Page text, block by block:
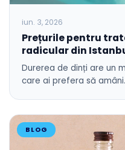
iun. 3, 2026
Prețurile pentru
radicular din
Durerea de dinți are un
care ai prefera să
BLOG